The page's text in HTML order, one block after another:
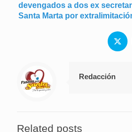
devengados a dos ex
Santa Marta por
Redacción
Related posts